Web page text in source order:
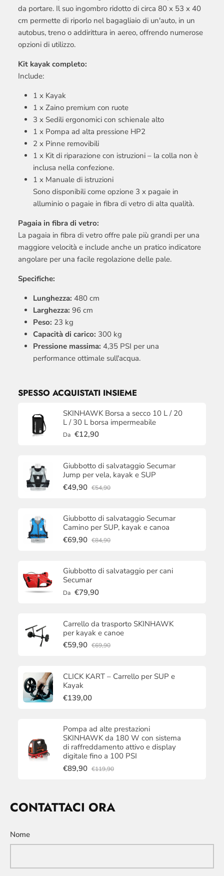
da portare. Il suo ingombro ridotto di circa 80 x 53 x 40
cm permette di riporlo nel bagagliaio di un'auto, in un
autobus, treno o addirittura in aereo, offrendo numerose
opzioni di utilizzo.
Kit kayak completo:
Include:
1 x Kayak
1 x Zaino premium con ruote
3 x Sedili ergonomici con schienale alto
1 x Pompa ad alta pressione HP2
2 x Pinne removibili
1 x Kit di riparazione con istruzioni – la colla non è
inclusa nella confezione.
1 x Manuale di istruzioni
Sono disponibili come opzione 3 x pagaie in
alluminio o pagaie in fibra di vetro di alta qualità.
Pagaia in fibra di vetro:
La pagaia in fibra di vetro offre pale più grandi per una
maggiore velocità e include anche un pratico indicatore
angolare per una facile regolazione delle pale.
Specifiche:
Lunghezza: 480 cm
Larghezza: 96 cm
Peso: 23 kg
Capacità di carico: 300 kg
Pressione massima: 4,35 PSI per una
performance ottimale sull'acqua.
SPESSO ACQUISTATI INSIEME
SKINHAWK Borsa a secco 10 L / 20
L / 30 L borsa impermeabile
Da €12,90
Giubbotto di salvataggio Secumar
Jump per vela, kayak e SUP
€49,90 €54,90
Giubbotto di salvataggio Secumar
Camino per SUP, kayak e canoa
€69,90 €84,90
Giubbotto di salvataggio per cani
Secumar
Da €79,90
Carrello da trasporto SKINHAWK
per kayak e canoe
€59,90 €69,90
CLICK KART – Carrello per SUP e
Kayak
€139,00
Pompa ad alte prestazioni
SKINHAWK da 180 W con sistema
di raffreddamento attivo e display
digitale fino a 100 PSI
€89,90 €119,90
CONTATTACI ORA
Nome